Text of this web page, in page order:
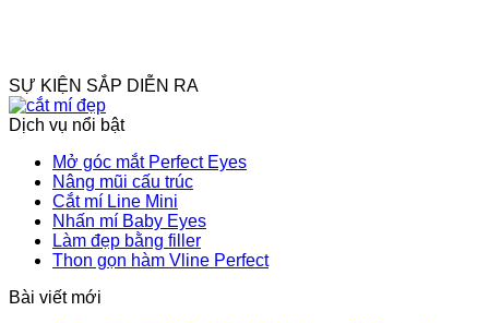
SỰ KIỆN SẮP DIỄN RA
Dịch vụ nổi bật
Mở góc mắt Perfect Eyes
Nâng mũi cấu trúc
Cắt mí Line Mini
Nhấn mí Baby Eyes
Làm đẹp bằng filler
Thon gọn hàm Vline Perfect
Bài viết mới